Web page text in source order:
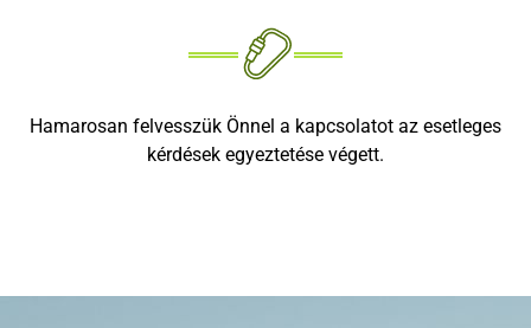
Hamarosan felvesszük Önnel a kapcsolatot az esetleges
kérdések egyeztetése végett.